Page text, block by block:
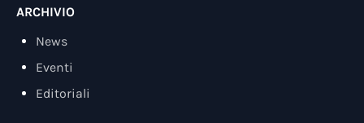
ARCHIVIO
News
Eventi
Editoriali